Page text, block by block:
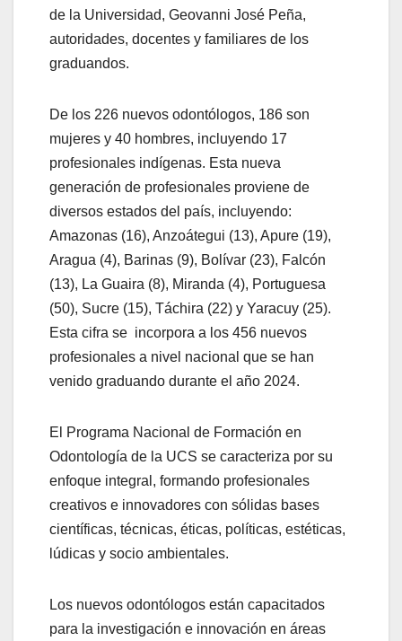
de la Universidad, Geovanni José Peña,
autoridades, docentes y familiares de los
graduandos.
De los 226 nuevos odontólogos, 186 son
mujeres y 40 hombres, incluyendo 17
profesionales indígenas. Esta nueva
generación de profesionales proviene de
diversos estados del país, incluyendo:
Amazonas (16), Anzoátegui (13), Apure (19),
Aragua (4), Barinas (9), Bolívar (23), Falcón
(13), La Guaira (8), Miranda (4), Portuguesa
(50), Sucre (15), Táchira (22) y Yaracuy (25).
Esta cifra se incorpora a los 456 nuevos
profesionales a nivel nacional que se han
venido graduando durante el año 2024.
El Programa Nacional de Formación en
Odontología de la UCS se caracteriza por su
enfoque integral, formando profesionales
creativos e innovadores con sólidas bases
científicas, técnicas, éticas, políticas, estéticas,
lúdicas y socio ambientales.
Los nuevos odontólogos están capacitados
para la investigación e innovación en áreas